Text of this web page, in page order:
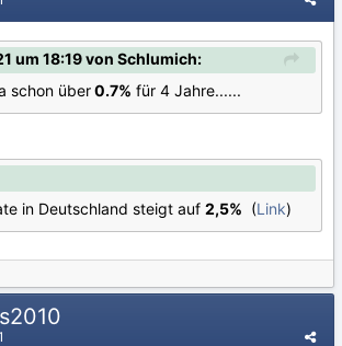
um 18:19 von Schlumich:
schon über0.7% für 4 Jahre......
in Deutschland steigt auf 2,5% (Link)